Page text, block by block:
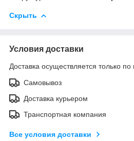
Скрыть
Условия доставки
Доставка осуществляется только по
Самовывоз
Доставка курьером
Транспортная компания
Все условия доставки